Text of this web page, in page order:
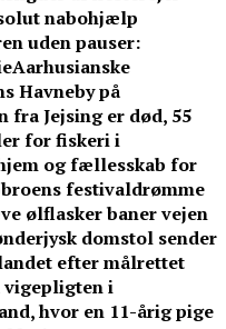
nabohjælp
uden pauser:
Aarhusianske
Havneby på
fra Jejsing er død, 55
for fiskeri i
og fællesskab for
festivaldrømme
ølflasker baner vejen
domstol sender
efter målrettet
i
hvor en 11-årig pige